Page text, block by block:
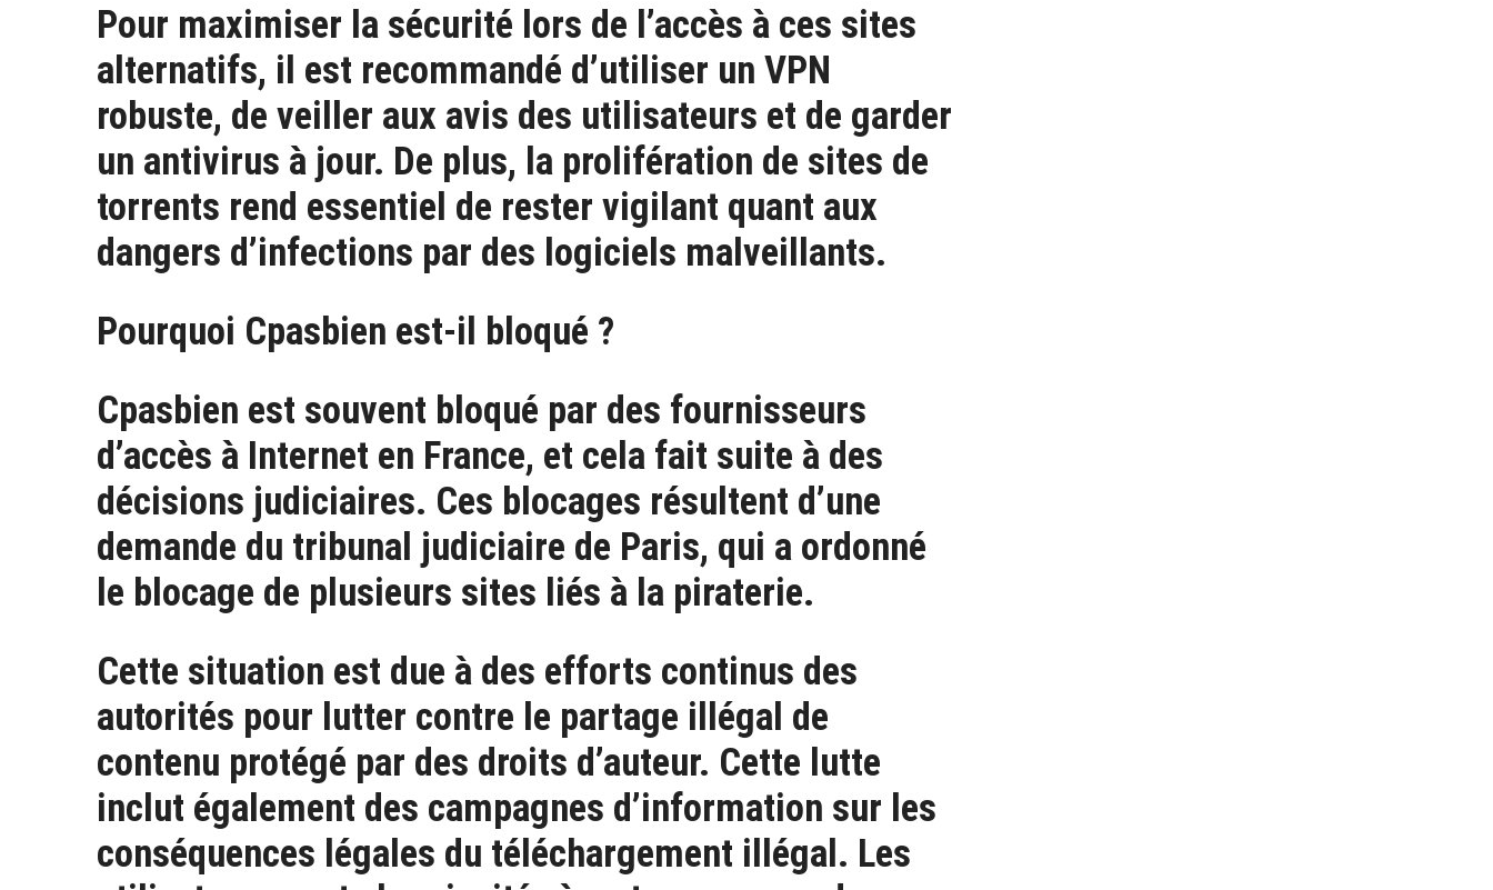
Pour maximiser la sécurité lors de l’accès à ces sites
alternatifs, il est recommandé d’utiliser un VPN
robuste, de veiller aux avis des utilisateurs et de garder
un antivirus à jour. De plus, la prolifération de sites de
torrents rend essentiel de rester vigilant quant aux
dangers d’infections par des logiciels malveillants.
Pourquoi Cpasbien est-il bloqué ?
Cpasbien est souvent bloqué par des fournisseurs
d’accès à Internet en France, et cela fait suite à des
décisions judiciaires. Ces blocages résultent d’une
demande du tribunal judiciaire de Paris, qui a ordonné
le blocage de plusieurs sites liés à la piraterie.
Cette situation est due à des efforts continus des
autorités pour lutter contre le partage illégal de
contenu protégé par des droits d’auteur. Cette lutte
inclut également des campagnes d’information sur les
conséquences légales du téléchargement illégal. Les